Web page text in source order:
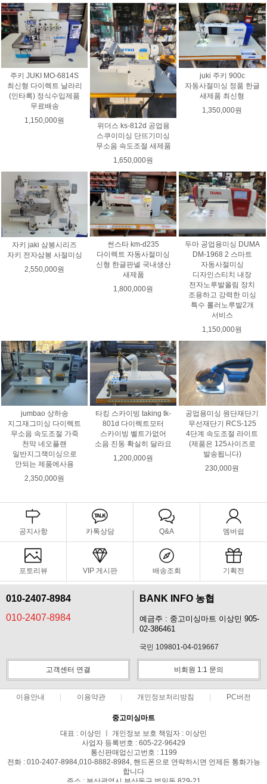
주키 JUKI MO-6814S
최신형 다이렉트 날라리
(인타록) 정식수입제품
무료배송
1,150,000원
위더스 ks-812d 공업용
스쿠이미싱 단뜨기미싱
무소음 속도조절 새제품
1,650,000원
juki 주키 900c
자동사절미싱 정품 한글
새제품 최신형
1,350,000원
자키 jaki 삼봉시리즈
자키 전자삼봉 사절미싱
2,550,000원
썬스타 km-d235
다이렉트 자동사절미싱
신형 한글판넬 국내생산
새제품
1,800,000원
두마 공업용미싱 DUMA
DM-1968 2 스마트
자동사절미싱
디자인스티치 내장
전자노루발올림 장치
조용하고 강력한 미싱
특수 롤러노루발2개
서비스
1,150,000원
jumbao 상하송
지그재그미싱 다이렉트
무소음 속도조절 가죽
천막 네오플랜
일반지그잭미싱으로
안되는 제품에사용
2,350,000원
타킹 스카이빙 taking tk-
801d 다이렉트모터
스카이빙 벨트가없어
소음 진동 확실히 달라요
1,200,000원
공업용미싱 원단재단기
무선재단기 RCS-125
4단계 속도조절 라이트
(제품은 125사이즈로
발송됩니다)
230,000원
공지사항 카톡상담 Q&A 멤버쉽
포토리뷰 VIP 게시판 배송조회 기획전
010-2407-8984
010-2407-8984
BANK INFO 농협
예금주 : 중고미싱마트 이상민 905-
02-386461
국민 109801-04-019667
고객센터 연결 비회원 1:1 문의
이용안내 이용약관 개인정보처리방침 PC버전
중고미싱마트
대표 : 이상민 ㅣ 개인정보 보호 책임자 : 이상민
사업자 등록번호 : 605-22-96429
통신판매업신고번호 : 1199
전화 : 010-2407-8984,010-8882-8984, 핸드폰으로 연락하시면 언제든 통화가능
합니다
주소 : 부산광역시 부산동구 범일동 829-21